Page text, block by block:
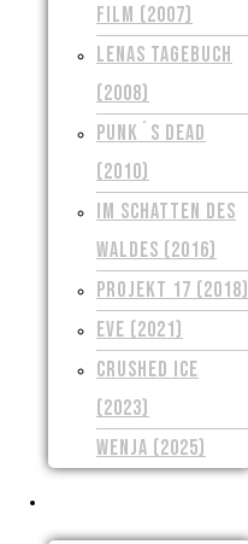
FILM (2007)
LENAS TAGEBUCH
(2008)
PUNK´S DEAD
(2010)
IM SCHATTEN DES
WALDES (2016)
PROJEKT 17 (2018)
EVE (2021)
CRUSHED ICE
(2023)
WENJA (2025)